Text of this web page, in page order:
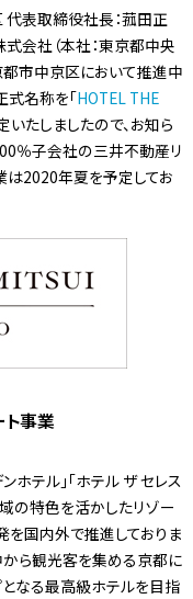
代表取締役社長：菰田正
会社（本社：東京都中央
都市中京区において推進中
式名称を「HOTEL THE
いたしましたので、お知ら
％子会社の三井不動産リ
は2020年夏を予定してお
事業
ホテル」「ホテル ザ セレス
の特色を活かしたリゾー
を国内外で推進しておりま
から観光客を集める京都に
となる最高級ホテルを目指